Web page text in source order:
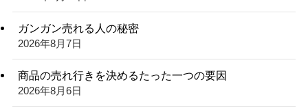
ガンガン売れる人の秘密
2026年8月7日
商品の売れ行きを決めるたった一つの要因
2026年8月6日